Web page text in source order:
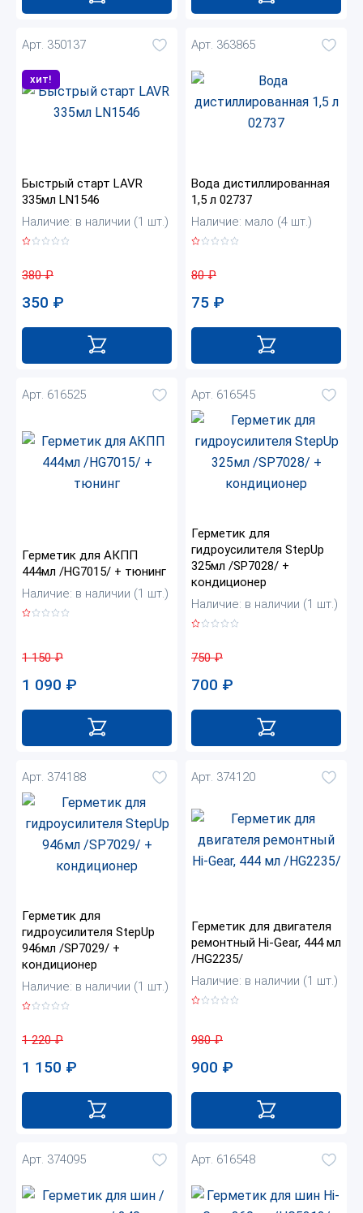
Арт. 350137
хит!
Быстрый старт LAVR
335мл LN1546
Наличие: в наличии (1 шт.)
380₽
350 ₽
Арт. 363865
Вода дистиллированная
1,5 л 02737
Наличие: мало (4 шт.)
80₽
75 ₽
Арт. 616525
Герметик для АКПП
444мл /HG7015/ + тюнинг
Наличие: в наличии (1 шт.)
1 150₽
1 090 ₽
Арт. 616545
Герметик для
гидроусилителя StepUp
325мл /SP7028/ +
кондиционер
Наличие: в наличии (1 шт.)
750₽
700 ₽
Арт. 374188
Герметик для
гидроусилителя StepUp
946мл /SP7029/ +
кондиционер
Наличие: в наличии (1 шт.)
1 220₽
1 150 ₽
Арт. 374120
Герметик для двигателя
ремонтный Нi-Gear, 444 мл
/HG2235/
Наличие: в наличии (1 шт.)
980₽
900 ₽
Арт. 374095 Арт. 616548